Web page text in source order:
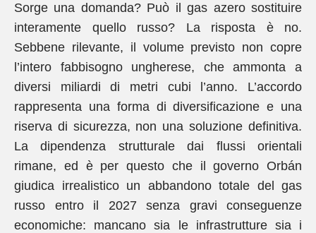
Sorge una domanda? Può il gas azero sostituire
interamente quello russo? La risposta è no.
Sebbene rilevante, il volume previsto non copre
l’intero fabbisogno ungherese, che ammonta a
diversi miliardi di metri cubi l’anno. L’accordo
rappresenta una forma di diversificazione e una
riserva di sicurezza, non una soluzione definitiva.
La dipendenza strutturale dai flussi orientali
rimane, ed è per questo che il governo Orbán
giudica irrealistico un abbandono totale del gas
russo entro il 2027 senza gravi conseguenze
economiche: mancano sia le infrastrutture sia i